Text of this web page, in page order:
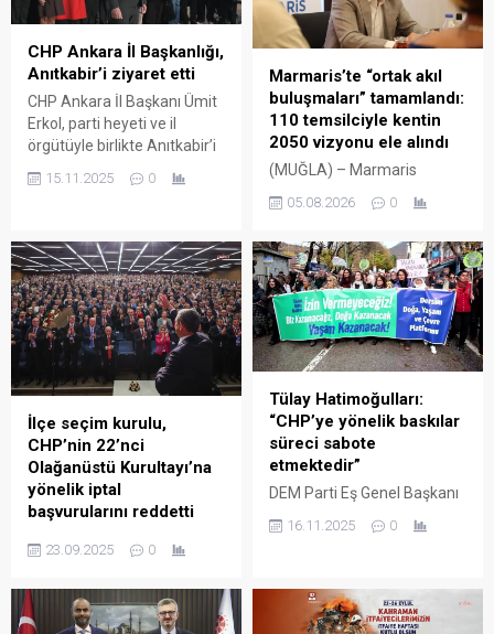
CHP Ankara İl Başkanlığı,
Anıtkabir’i ziyaret etti
CHP Ankara İl Başkanı Ümit
Erkol, parti heyeti ve il
örgütüyle birlikte Anıtkabir’i
ziyaret etti. Erkol, Anıtkabir
Özel Defteri’ne, “Bu
hakkını, hukukunu, laikliğini,
özgürlüğünü, barışını bir
avuç çıkar uğruna feda
ettirmeyeceğiz” diye yazdı.
CHP Ankara İl Başkanlığı, İl
Başkanı Ümit Erkol’un
öncülüğünde CHP Genel
Başkan Yardımcısı...
15.11.2025 0
Marmaris’te “ortak akıl
buluşmaları” tamamlandı:
110 temsilciyle kentin
2050 vizyonu ele alındı
(MUĞLA) – Marmaris
Ünlü’nün sivil toplum
odalarıyla başlattığı istişare
toplantıları tamamlandı. Bir
ay süren süreçte 9 farklı
gruptan 110 temsilciyle bir
araya gelen Başkan Ünlü,
“Farklı kesimlerin görüş ve
önerilerini dinleyerek
Marmaris’in bugününü,
yarınını ve 2050 vizyonuna
dair fikirleri ortak akılla ele
05.08.2026 0
İlçe seçim kurulu,
CHP’nin 22’nci
Olağanüstü Kurultayı’na
yönelik iptal
başvurularını reddetti
Kurulu, CHP’nin, 21 Eylül
Olağanüstü Kurultayı’nın
iptali istemli iki başvuruyu
23.09.2025 0
Tülay Hatimoğulları:
“CHP’ye yönelik baskılar
süreci sabote
etmektedir”
DEM Parti Eş Genel Başkanı
Tunceli’de düzenlenen doğa
ülkenin ana muhalefet
partisi Cumhuriyet Halk
16.11.2025 0